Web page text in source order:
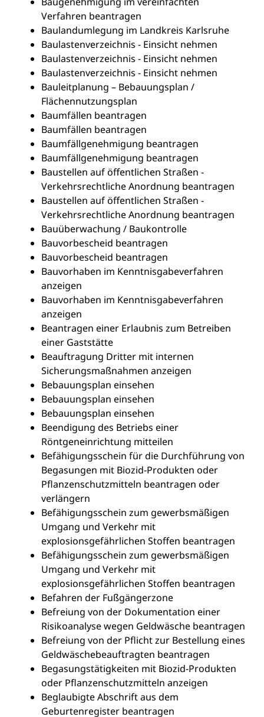
Verfahren beantragen
Baulandumlegung im Landkreis Karlsruhe
Baulastenverzeichnis - Einsicht nehmen
Baulastenverzeichnis - Einsicht nehmen
Baulastenverzeichnis - Einsicht nehmen
Bauleitplanung – Bebauungsplan /
Flächennutzungsplan
Baumfällen beantragen
Baumfällen beantragen
Baumfällgenehmigung beantragen
Baumfällgenehmigung beantragen
Baustellen auf öffentlichen Straßen -
Verkehrsrechtliche Anordnung beantragen
Baustellen auf öffentlichen Straßen -
Verkehrsrechtliche Anordnung beantragen
Bauüberwachung / Baukontrolle
Bauvorbescheid beantragen
Bauvorbescheid beantragen
Bauvorhaben im Kenntnisgabeverfahren
anzeigen
Bauvorhaben im Kenntnisgabeverfahren
anzeigen
Beantragen einer Erlaubnis zum Betreiben
einer Gaststätte
Beauftragung Dritter mit internen
Sicherungsmaßnahmen anzeigen
Bebauungsplan einsehen
Bebauungsplan einsehen
Bebauungsplan einsehen
Beendigung des Betriebs einer
Röntgeneinrichtung mitteilen
Befähigungsschein für die Durchführung von
Begasungen mit Biozid-Produkten oder
Pflanzenschutzmitteln beantragen oder
verlängern
Befähigungsschein zum gewerbsmäßigen
Umgang und Verkehr mit
explosionsgefährlichen Stoffen beantragen
Befähigungsschein zum gewerbsmäßigen
Umgang und Verkehr mit
explosionsgefährlichen Stoffen beantragen
Befahren der Fußgängerzone
Befreiung von der Dokumentation einer
Risikoanalyse wegen Geldwäsche beantragen
Befreiung von der Pflicht zur Bestellung eines
Geldwäschebeauftragten beantragen
Begasungstätigkeiten mit Biozid-Produkten
oder Pflanzenschutzmitteln anzeigen
Beglaubigte Abschrift aus dem
Geburtenregister beantragen